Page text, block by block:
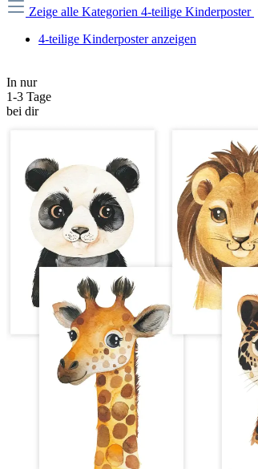
Zeige alle Kategorien 4-teilige Kinderposter
4-teilige Kinderposter anzeigen
In nur
1-3 Tage
bei dir